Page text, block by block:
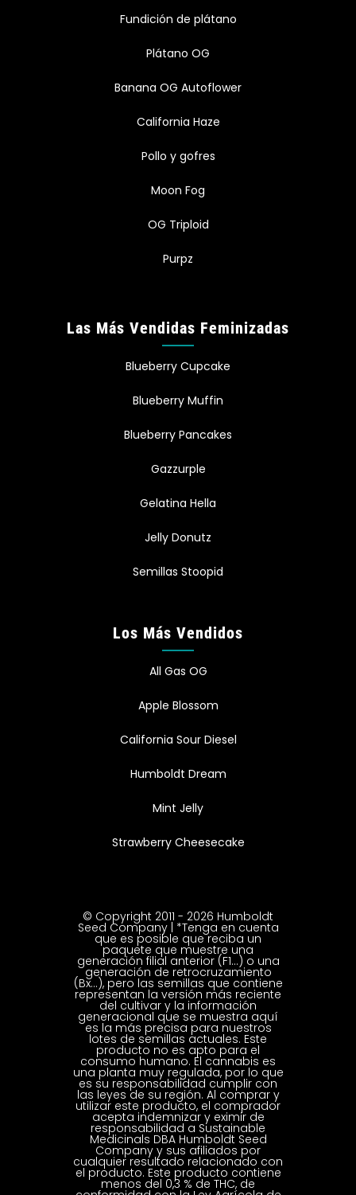
Fundición de plátano
Plátano OG
Banana OG Autoflower
California Haze
Pollo y gofres
Moon Fog
OG Triploid
Purpz
Las Más Vendidas Feminizadas
Blueberry Cupcake
Blueberry Muffin
Blueberry Pancakes
Gazzurple
Gelatina Hella
Jelly Donutz
Semillas Stoopid
Los Más Vendidos
All Gas OG
Apple Blossom
California Sour Diesel
Humboldt Dream
Mint Jelly
Strawberry Cheesecake
© Copyright 2011 - 2026 Humboldt
Seed Company | *Tenga en cuenta
que es posible que reciba un
paquete que muestre una
generación filial anterior (F1...) o una
generación de retrocruzamiento
(Bx...), pero las semillas que contiene
representan la versión más reciente
del cultivar y la información
generacional que se muestra aquí
es la más precisa para nuestros
lotes de semillas actuales. Este
producto no es apto para el
consumo humano. El cannabis es
una planta muy regulada, por lo que
es su responsabilidad cumplir con
las leyes de su región. Al comprar y
utilizar este producto, el comprador
acepta indemnizar y eximir de
responsabilidad a Sustainable
Medicinals DBA Humboldt Seed
Company y sus afiliados por
cualquier resultado relacionado con
el producto. Este producto contiene
menos del 0,3 % de THC, de